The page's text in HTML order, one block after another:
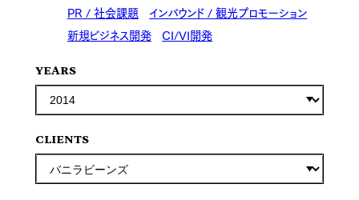
PR / 社会課題 インバウンド / 観光プロモーション
新規ビジネス開発 CI/VI開発
YEARS
CLIENTS